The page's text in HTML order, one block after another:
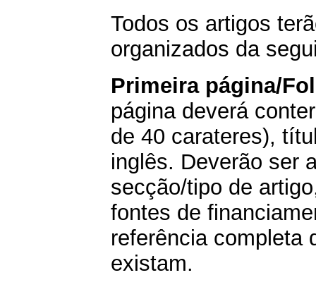
Todos os artigos
organizados da
Primeira página/
página deverá
de 40 carateres),
inglês. Deverão ser
secção/tipo de
fontes de
referência completa
existam.